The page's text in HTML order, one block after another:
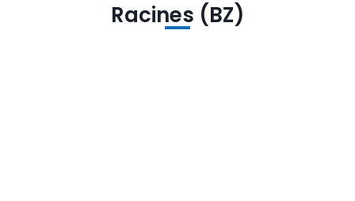
Racines (BZ)